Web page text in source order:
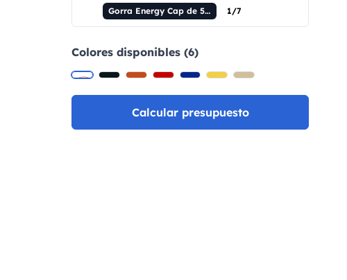
Gorra Energy Cap de 5 paneles, 100% algodón, color beige. 1/7
Colores disponibles (6)
Calcular presupuesto